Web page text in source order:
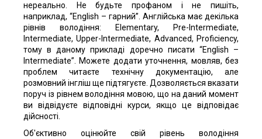
нереально. Не будьте профаном і не пишіть,
наприклад, “English – гарний”. Англійська має декілька
рівнів володіння: Elementary, Pre-Intermediate,
Intermediate, Upper-Intermediate, Advanced, Proficiency,
тому в даному прикладі доречно писати “English –
Intermediate”. Можете додати уточнення, мовляв, без
проблем читаєте технічну документацію, але
розмовний інгліш ще підтягуєте. Дозволяється вказати
поруч із рівнем володіння мовою, що на даний момент
ви відвідуєте відповідні курси, якщо це відповідає
дійсності.
Об'єктивно оцінюйте свій рівень володіння